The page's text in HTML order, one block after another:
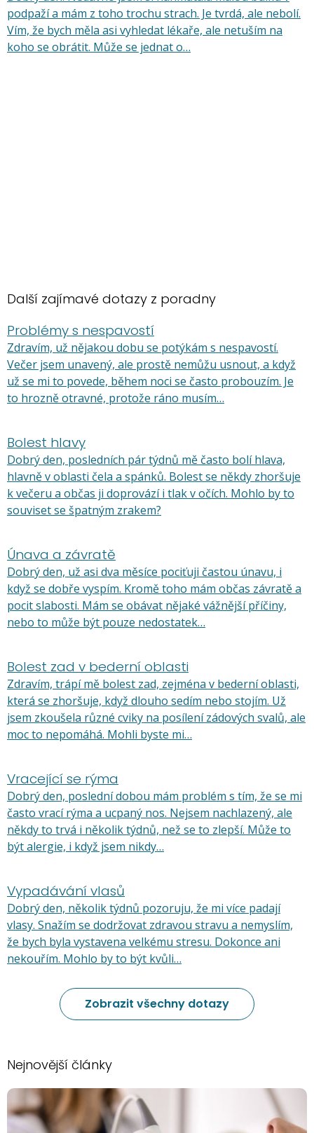
podpaží a mám z toho trochu strach. Je tvrdá, ale nebolí.
Vím, že bych měla asi vyhledat lékaře, ale netuším na
koho se obrátit. Může se jednat o…
Další zajímavé dotazy z poradny
Problémy s nespavostí
Zdravím, už nějakou dobu se potýkám s nespavostí.
Večer jsem unavený, ale prostě nemůžu usnout, a když
už se mi to povede, během noci se často probouzím. Je
to hrozně otravné, protože ráno musím…
Bolest hlavy
Dobrý den, posledních pár týdnů mě často bolí hlava,
hlavně v oblasti čela a spánků. Bolest se někdy zhoršuje
k večeru a občas ji doprovází i tlak v očích. Mohlo by to
souviset se špatným zrakem?
Únava a závratě
Dobrý den, už asi dva měsíce pociťuji častou únavu, i
když se dobře vyspím. Kromě toho mám občas závratě a
pocit slabosti. Mám se obávat nějaké vážnější příčiny,
nebo to může být pouze nedostatek…
Bolest zad v bederní oblasti
Zdravím, trápí mě bolest zad, zejména v bederní oblasti,
která se zhoršuje, když dlouho sedím nebo stojím. Už
jsem zkoušela různé cviky na posílení zádových svalů, ale
moc to nepomáhá. Mohli byste mi…
Vracející se rýma
Dobrý den, poslední dobou mám problém s tím, že se mi
často vrací rýma a ucpaný nos. Nejsem nachlazený, ale
někdy to trvá i několik týdnů, než se to zlepší. Může to
být alergie, i když jsem nikdy…
Vypadávání vlasů
Dobrý den, několik týdnů pozoruju, že mi více padají
vlasy. Snažím se dodržovat zdravou stravu a nemyslím,
že bych byla vystavena velkému stresu. Dokonce ani
nekouřím. Mohlo by to být kvůli…
Zobrazit všechny dotazy
Nejnovější články